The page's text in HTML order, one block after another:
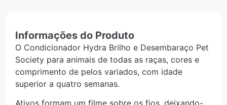
Informações do Produto
O Condicionador Hydra Brilho e Desembaraço Pet
Society para animais de todas as raças, cores e
comprimento de pelos variados, com idade
superior a quatro semanas.